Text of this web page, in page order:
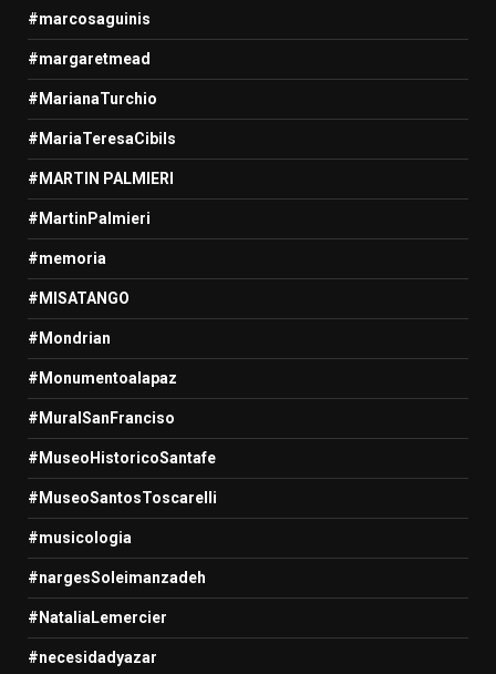
#marcosaguinis
#margaretmead
#MarianaTurchio
#MariaTeresaCibils
#MARTIN PALMIERI
#MartinPalmieri
#memoria
#MISATANGO
#Mondrian
#Monumentoalapaz
#MuralSanFranciso
#MuseoHistoricoSantafe
#MuseoSantosToscarelli
#musicologia
#nargesSoleimanzadeh
#NataliaLemercier
#necesidadyazar